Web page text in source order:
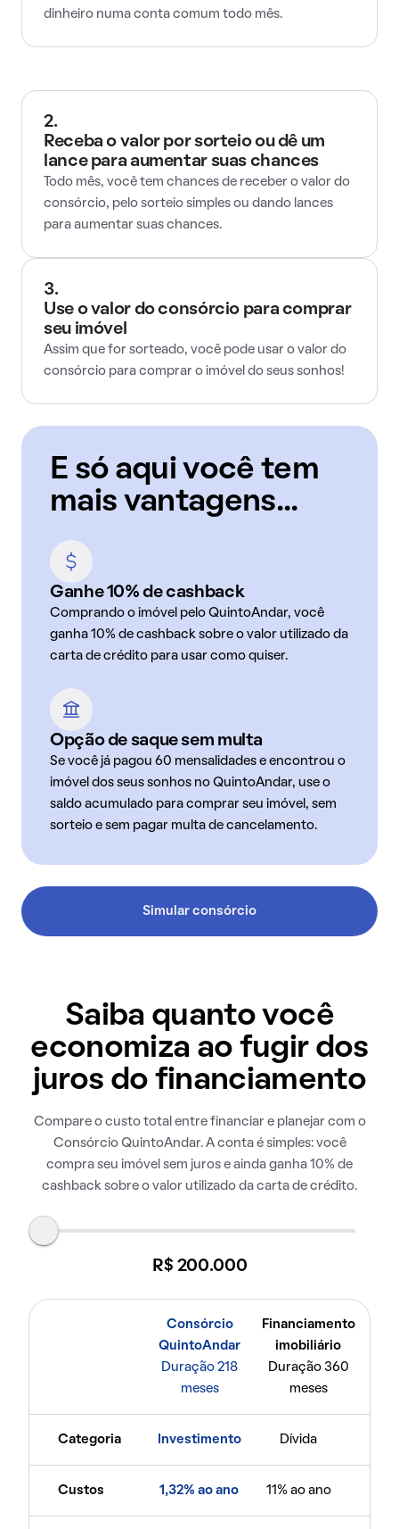
dinheiro numa conta comum todo mês.
2.
Receba o valor por sorteio ou dê um
lance para aumentar suas chances
Todo mês, você tem chances de receber o valor do
consórcio, pelo sorteio simples ou dando lances
para aumentar suas chances.
3.
Use o valor do consórcio para comprar
seu imóvel
Assim que for sorteado, você pode usar o valor do
consórcio para comprar o imóvel do seus sonhos!
E só aqui você tem
mais vantagens...
Ganhe 10% de cashback
Comprando o imóvel pelo QuintoAndar, você
ganha 10% de cashback sobre o valor utilizado da
carta de crédito para usar como quiser.
Opção de saque sem multa
Se você já pagou 60 mensalidades e encontrou o
imóvel dos seus sonhos no QuintoAndar, use o
saldo acumulado para comprar seu imóvel, sem
sorteio e sem pagar multa de cancelamento.
Simular consórcio
Saiba quanto você
economiza ao fugir dos
juros do financiamento
Compare o custo total entre financiar e planejar com o
Consórcio QuintoAndar. A conta é simples: você
compra seu imóvel sem juros e ainda ganha 10% de
cashback sobre o valor utilizado da carta de crédito.
R$ 200.000
Consórcio
QuintoAndar
Duração 218
meses
Financiamento
imobiliário
Duração 360
meses
Categoria Investimento Dívida
Custos 1,32% ao ano 11% ao ano